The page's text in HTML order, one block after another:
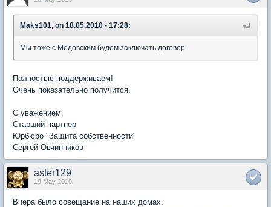
Maks101, on 18.05.2010 - 17:28:
Мы тоже с Медовским будем заключать договор
Полностью поддерживаем!
Очень показательно получится.
С уважением,
Старший партнер
Юрбюро "Защита собственности"
Сергей Овчинников
aster129
19 May 2010
Вчера было совещание на наших домах.